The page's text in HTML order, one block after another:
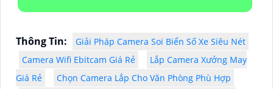
Thông Tin:
Giải Pháp Camera Soi Biển Số Xe Siêu Nét
Camera Wifi Ebitcam Giá Rẻ
Lắp Camera Xưởng May
Giá Rẻ
Chọn Camera Lắp Cho Văn Phòng Phù Hợp